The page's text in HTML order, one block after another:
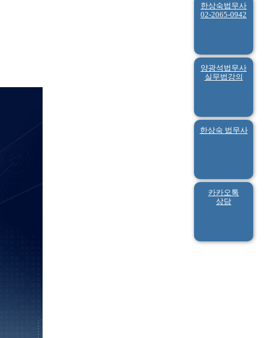
한상숙법무사
02-2065-0942
양광석법무사
실무법강의
한상숙 법무사
카카오톡
상담